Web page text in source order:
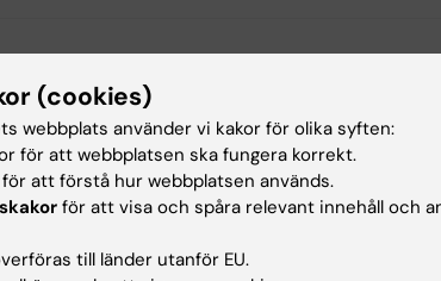
2026-07-01
(cookies)
webbplats använder vi kakor för olika syften:
för att webbplatsen ska fungera korrekt.
för att förstå hur webbplatsen används.
för att visa och spåra relevant innehåll och
till länder utanför EU.